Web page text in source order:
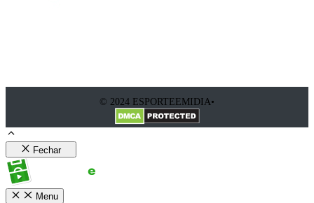
© 2024 ESPORTEEMIDIA•
Fechar
Menu